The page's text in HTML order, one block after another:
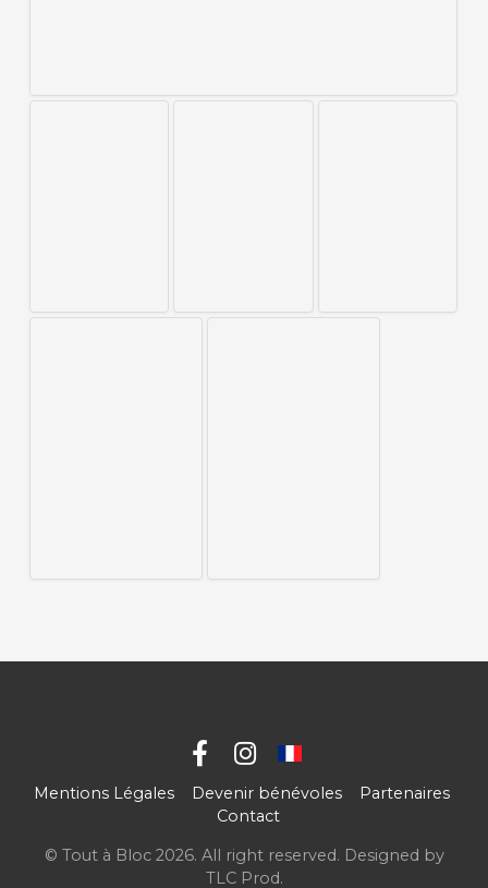
Mentions Légales Devenir bénévoles
Partenaires
Contact
© Tout à Bloc 2026. All right reserved. Designed by
TLC Prod.